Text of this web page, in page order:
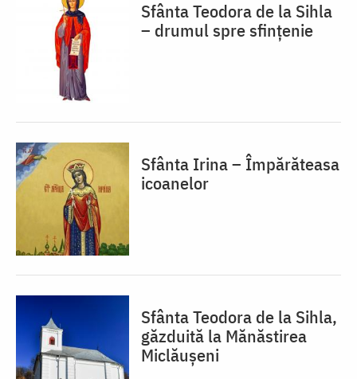
Sfânta Teodora de la Sihla
– drumul spre sfințenie
Sfânta Irina – Împărăteasa
icoanelor
Sfânta Teodora de la Sihla,
găzduită la Mănăstirea
Miclăușeni